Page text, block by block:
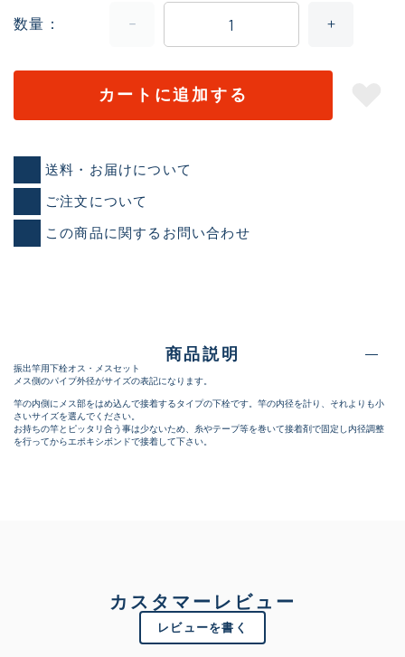
数量
カートに追加する
送料・お届けについて
ご注文について
この商品に関するお問い合わせ
商品説明
振出竿用下栓オス・メスセット
メス側のパイプ外径がサイズの表記になります。
竿の内側にメス部をはめ込んで接着するタイプの下栓です。竿の内径を計り、それよりも小
さいサイズを選んでください。
お持ちの竿とピッタリ合う事は少ないため、糸やテープ等を巻いて接着剤で固定し内径調整
を行ってからエポキシボンドで接着して下さい。
カスタマーレビュー
レビューを書く